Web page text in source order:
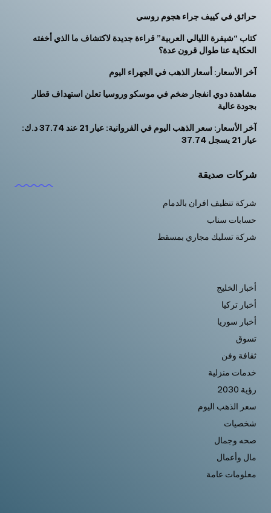
حرائق في كييف جراء هجوم روسي
كتاب “شيفرة الليالي العربية” قراءة جديدة لاكتشاف ما الذي أخفته
الحكاية عنا طوال قرون عدة؟
آخر الأسعار: أسعار الذهب في الجهراء اليوم
مشاهدة دوي انفجار ضخم في موسكو وروسيا تعلن استهداف قطار
بجودة عالية
آخر الأسعار: سعر الذهب اليوم في الفروانية: عيار 21 عند 37.74 د.ك:
عيار 21 يسجل 37.74
شركات صديقة
شركة تنظيف افران بالدمام
حسابات سناب
شركة تسليك مجاري بمسقط
أخبار الخليج
أخبار تركيا
أخبار سوريا
تسوق
ثقافة وفن
خدمات منزلية
رؤية 2030
سعر الذهب اليوم
شخصيات
صحه وجمال
مال وأعمال
معلومات عامة